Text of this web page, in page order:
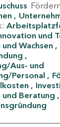
und
Wachsen
Aus- und
Personal
und Beratung